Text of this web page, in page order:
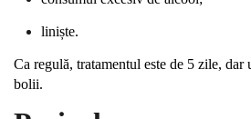
liniște.
Ca regulă, tratamentul este de 5 zile, dar
bolii.